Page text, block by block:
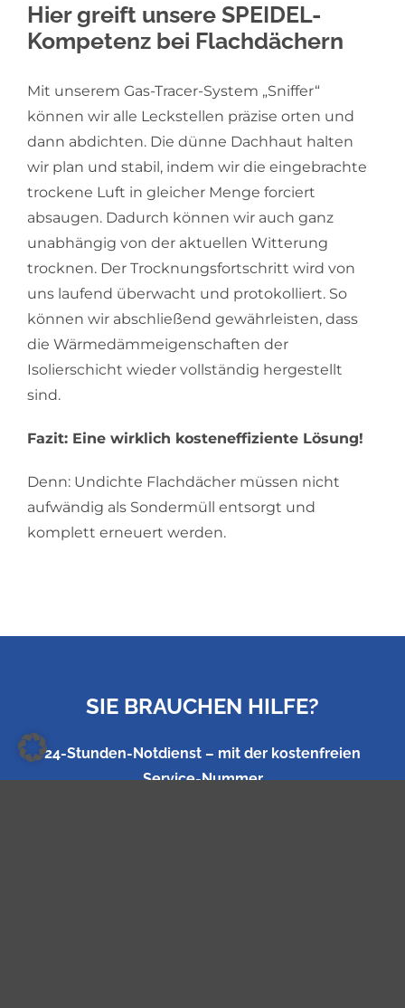
Hier greift unsere SPEIDEL-
Kompetenz bei Flachdächern
Mit unserem Gas-Tracer-System „Sniffer“
können wir alle Leckstellen präzise orten und
dann abdichten. Die dünne Dachhaut halten
wir plan und stabil, indem wir die eingebrachte
trockene Luft in gleicher Menge forciert
absaugen. Dadurch können wir auch ganz
unabhängig von der aktuellen Witterung
trocknen. Der Trocknungsfortschritt wird von
uns laufend überwacht und protokolliert. So
können wir abschließend gewährleisten, dass
die Wärmedämmeigenschaften der
Isolierschicht wieder vollständig hergestellt
sind.
Fazit: Eine wirklich kosteneffiziente Lösung!
Denn: Undichte Flachdächer müssen nicht
aufwändig als Sondermüll entsorgt und
komplett erneuert werden.
SIE BRAUCHEN HILFE?
24-Stunden-Notdienst – mit der kostenfreien
Service-Nummer